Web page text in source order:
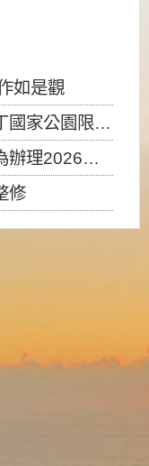
如是觀
範圍、時間及行為」，自即日生效。
警戒及協調相關事宜，因颱風備案事宜
修